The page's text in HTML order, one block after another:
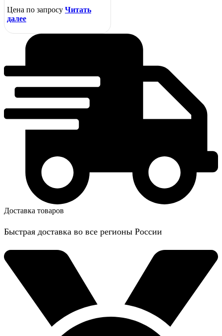
Цена по запросу Читать
далее
Доставка товаров
Быстрая доставка во все регионы России